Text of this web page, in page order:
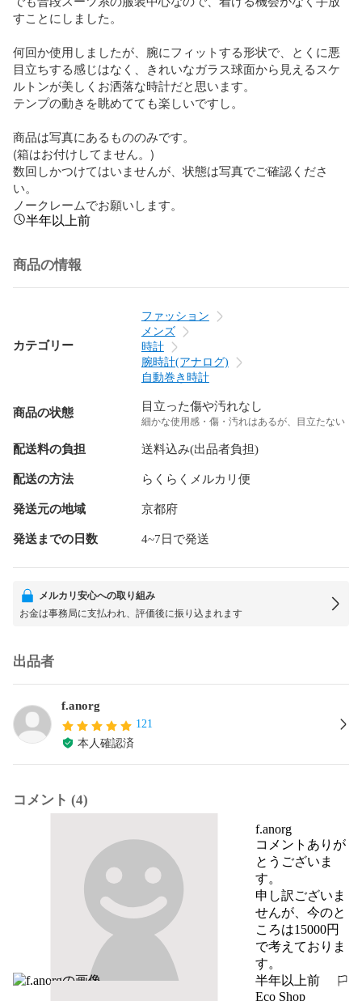
すことにしました。
何回か使用しましたが、腕にフィットする形状で、とくに悪
目立ちする感じはなく、きれいなガラス球面から見えるスケ
ルトンが美しくお洒落な時計だと思います。
テンプの動きを眺めてても楽しいですし。
商品は写真にあるもののみです。
(箱はお付けしてません。)
数回しかつけてはいませんが、状態は写真でご確認くださ
い。
ノークレームでお願いします。
半年以上前
商品の情報
カテゴリー
ファッション
メンズ
時計
腕時計(アナログ)
自動巻き時計
商品の状態 目立った傷や汚れなし
細かな使用感・傷・汚れはあるが、目立たない
配送料の負担 送料込み(出品者負担)
配送の方法 らくらくメルカリ便
発送元の地域 京都府
発送までの日数 4~7日で発送
メルカリ安心への取り組み
お金は事務局に支払われ、評価後に振り込まれます
出品者
f.anorg
121
本人確認済
コメント (4)
f.anorg
コメントありが
とうございま
す。
申し訳ございま
せんが、今のと
ころは15000円
で考えておりま
す。
半年以上前
報告する
Eco Shop